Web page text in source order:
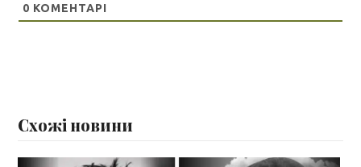
0 КОМЕНТАРІ
Схожі новини